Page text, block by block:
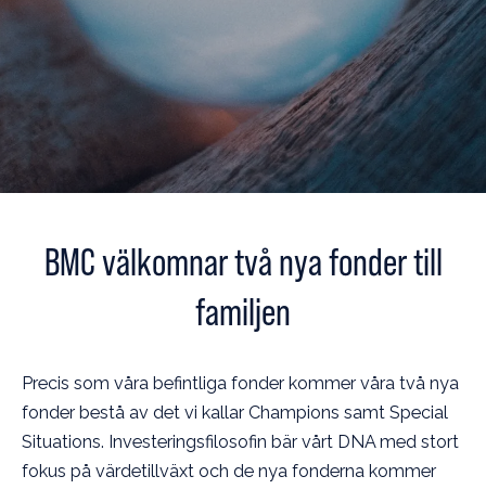
BMC välkomnar två nya fonder till
familjen
Precis som våra befintliga fonder kommer våra två nya
fonder bestå av det vi kallar Champions samt Special
Situations. Investeringsfilosofin bär vårt DNA med stort
fokus på värdetillväxt och de nya fonderna kommer